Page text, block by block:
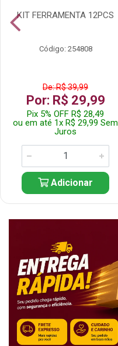
KIT FERRAMENTA 12PCS
Código: 254808
De: R$ 39,99
Por: R$ 29,99
Pix 5% OFF R$ 28,49
ou em até 1x R$ 29,99 Sem
Juros
Adicionar